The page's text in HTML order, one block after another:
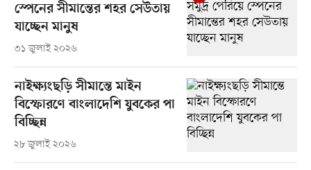
স্পেনের সীমান্তের শহর সেউতায়
যাচ্ছেন মানুষ
৩১ জুলাই ২০২৬
নাইক্ষ্যংছড়ি সীমান্তে মাইন
বিস্ফোরণে বাংলাদেশি যুবকের পা
বিচ্ছিন্ন
২৮ জুলাই ২০২৬